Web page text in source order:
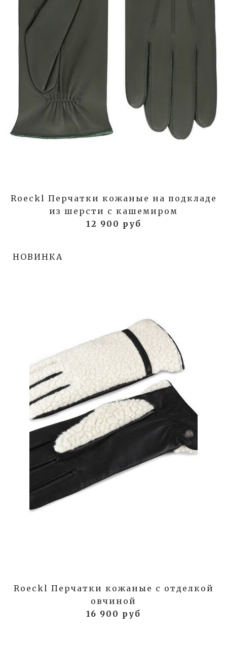
Roeckl Перчатки кожаные на подкладе
из шерсти с кашемиром
12 900 руб
НОВИНКА
Roeckl Перчатки кожаные с отделкой
овчиной
16 900 руб